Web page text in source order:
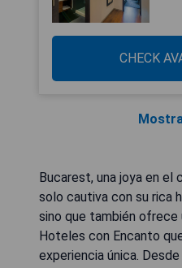
CHECK
Bucarest, una joya en el
solo cautiva con su rica
sino que también ofrece
Hoteles con Encanto
experiencia única.